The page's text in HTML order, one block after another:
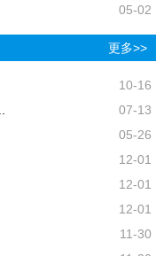
05-02
更多>>
10-16
07-13
05-26
12-01
12-01
12-01
11-30